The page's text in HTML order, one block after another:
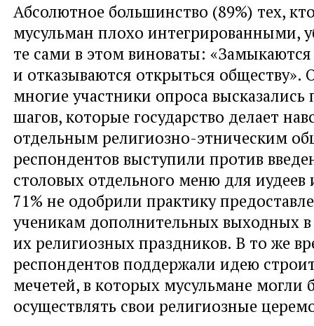
Абсолютное большинство (89%) тех,
мусульман плохо интегрированными,
те сами в этом виноваты: «Замыкаются
и отказываются открыться обществу».
многие участники опроса высказались
шагов, которые государство делает
отдельным религиозно-этническим
респондентов выступили против
столовых отдельного меню для иудеев
71% не одобрили практику
ученикам дополнительных выходных
их религиозных праздников. В то же
респондентов поддержали идею
мечетей, в которых мусульмане могли
осуществлять свои религиозные